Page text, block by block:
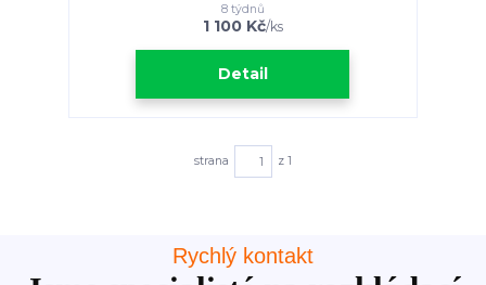
1 100 Kč/ks
8 týdnů
Detail
strana z 1
Rychlý kontakt